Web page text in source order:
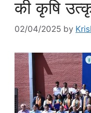
की कृषि
02/04/2025 by